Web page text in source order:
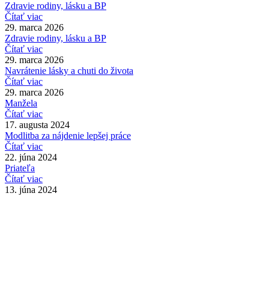
Zdravie rodiny, lásku a BP
Čítať viac
29. marca 2026
Zdravie rodiny, lásku a BP
Čítať viac
29. marca 2026
Navrátenie lásky a chuti do života
Čítať viac
29. marca 2026
Manžela
Čítať viac
17. augusta 2024
Modlitba za nájdenie lepšej práce
Čítať viac
22. júna 2024
Priateľa
Čítať viac
13. júna 2024